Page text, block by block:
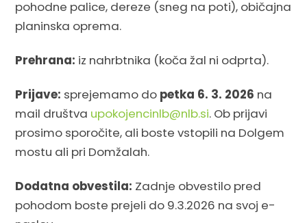
pohodne palice, dereze (sneg na poti), običajna
planinska oprema.
Prehrana: iz nahrbtnika (koča žal ni odprta).
Prijave: sprejemamo do petka 6. 3. 2026 na
mail društva upokojencinlb@nlb.si. Ob prijavi
prosimo sporočite, ali boste vstopili na Dolgem
mostu ali pri Domžalah.
Dodatna obvestila: Zadnje obvestilo pred
pohodom boste prejeli do 9.3.2026 na svoj e-